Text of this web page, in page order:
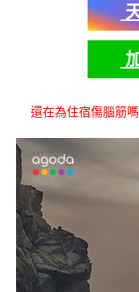
還在為住宿傷腦筋